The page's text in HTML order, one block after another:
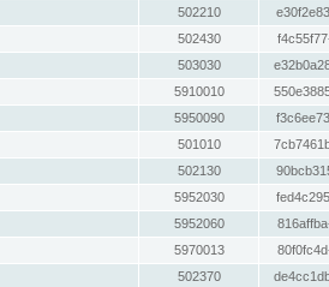
502210
502430
503030
5910010
5950090
501010
502130
5952030
5952060
5970013
502370